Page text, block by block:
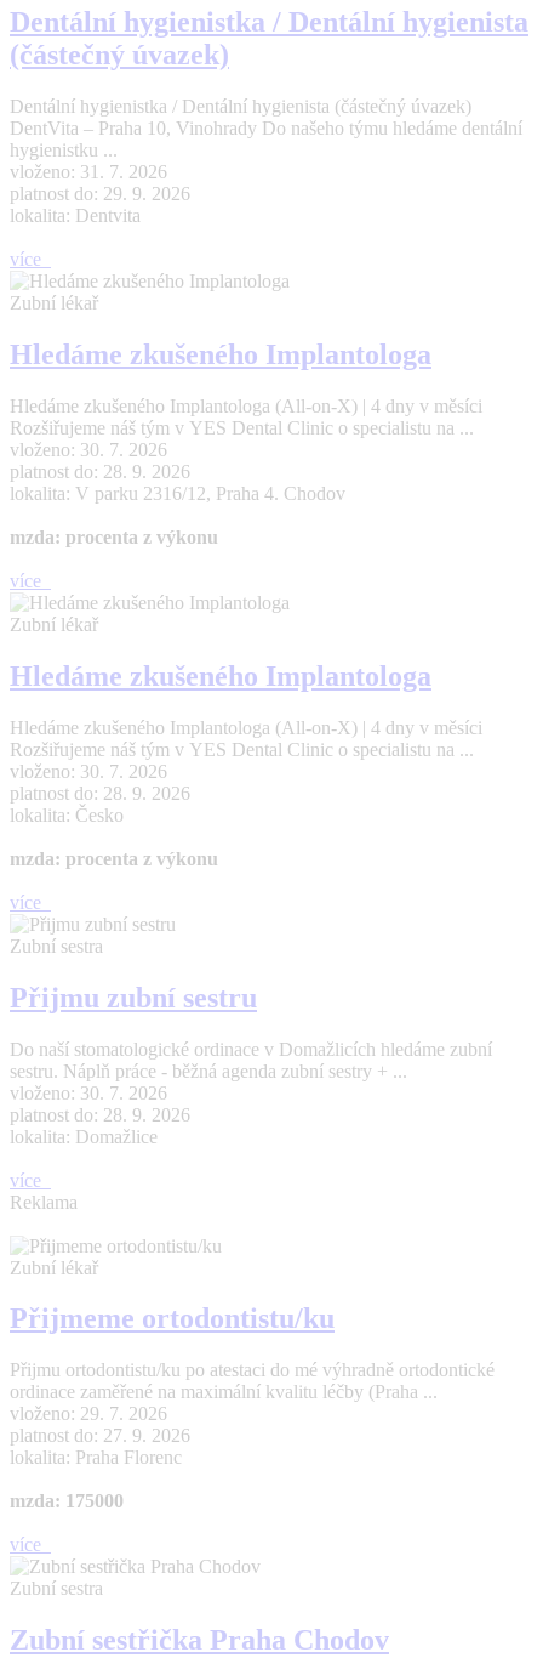
Dentální hygienistka / Dentální hygienista
(částečný úvazek)
Dentální hygienistka / Dentální hygienista (částečný úvazek)
DentVita – Praha 10, Vinohrady Do našeho týmu hledáme dentální
hygienistku ...
vloženo: 31. 7. 2026
platnost do: 29. 9. 2026
lokalita: Dentvita
více
Zubní lékař
Hledáme zkušeného Implantologa
Hledáme zkušeného Implantologa (All-on-X) | 4 dny v měsíci
Rozšiřujeme náš tým v YES Dental Clinic o specialistu na ...
vloženo: 30. 7. 2026
platnost do: 28. 9. 2026
lokalita: V parku 2316/12, Praha 4. Chodov
mzda: procenta z výkonu
více
Zubní lékař
Hledáme zkušeného Implantologa
Hledáme zkušeného Implantologa (All-on-X) | 4 dny v měsíci
Rozšiřujeme náš tým v YES Dental Clinic o specialistu na ...
vloženo: 30. 7. 2026
platnost do: 28. 9. 2026
lokalita: Česko
mzda: procenta z výkonu
více
Zubní sestra
Přijmu zubní sestru
Do naší stomatologické ordinace v Domažlicích hledáme zubní
sestru. Náplň práce - běžná agenda zubní sestry + ...
vloženo: 30. 7. 2026
platnost do: 28. 9. 2026
lokalita: Domažlice
více
Reklama
Zubní lékař
Přijmeme ortodontistu/ku
Přijmu ortodontistu/ku po atestaci do mé výhradně ortodontické
ordinace zaměřené na maximální kvalitu léčby (Praha ...
vloženo: 29. 7. 2026
platnost do: 27. 9. 2026
lokalita: Praha Florenc
mzda: 175000
více
Zubní sestra
Zubní sestřička Praha Chodov